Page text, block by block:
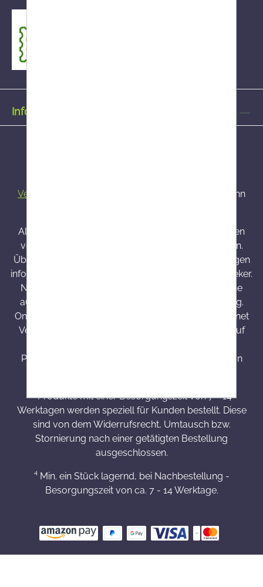
Informationen
Versandkosten
und ggf. Nachnahmegebühren, wenn
Alle bei Onlineapo angebotenen Arzneimittel werden
von Österreich versendet und sind dort zugelassen.
Über Wirkung und mögliche unerwünschte Wirkungen
informieren Gebrauchsinformation, Arzt oder Apotheker.
Nahrungsergänzungsmittel sind kein Ersatz für eine
ausgewogene und abwechslungsreiche Ernährung.
Onlineapo.at ist eine in Österreich zugelassene Internet
Versandapotheke mit Hauptsitz in Österreich. Die auf
Produktinformationen richten sich ausschließlich an
³ Produkte mit einer Besorgungszeit von 7 - 14
Werktagen werden speziell für Kunden bestellt. Diese
sind von dem Widerrufsrecht, Umtausch bzw.
Stornierung nach einer getätigten Bestellung
ausgeschlossen.
⁴ Min. ein Stück lagernd, bei Nachbestellung -
Besorgungszeit von ca. 7 - 14 Werktage.